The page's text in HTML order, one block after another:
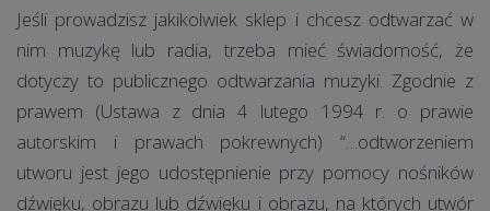
Jeśli prowadzisz jakikolwiek sklep i chcesz odtwarzać w
nim muzykę lub radia, trzeba mieć świadomość, że
dotyczy to publicznego odtwarzania muzyki. Zgodnie z
prawem (Ustawa z dnia 4 lutego 1994 r. o prawie
autorskim i prawach pokrewnych) “…odtworzeniem
utworu jest jego udostępnienie przy pomocy nośników
dźwięku, obrazu lub dźwięku i obrazu, na których utwór